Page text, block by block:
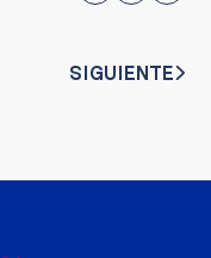
SIGUIENTE